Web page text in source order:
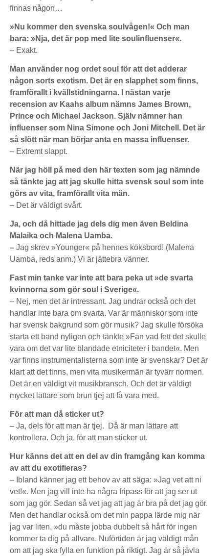
finnas någon…
»Nu kommer den svenska soulvågen!« Och man
bara: »Nja, det är pop med lite soulinfluenser«.
– Exakt.
Man använder nog ordet soul för att det adderar
någon sorts exotism. Det är en slapphet som finns,
framförallt i kvällstidningarna. I nästan varje
recension av Kaahs album nämns James Brown,
Prince och Michael Jackson. Själv nämner han
influenser som Nina Simone och Joni Mitchell. Det är
så slött när man börjar anta en massa influenser.
– Extremt slappt.
När jag höll på med den här texten som jag nämnde
så tänkte jag att jag skulle hitta svensk soul som inte
görs av vita, framförallt vita män.
– Det är väldigt svårt.
Ja, och då hittade jag dels dig men även Beldina
Malaika och Malena Uamba.
– Jag skrev »Younger« på hennes köksbord! (Malena
Uamba, reds anm.) Vi är jättebra vänner.
Fast min tanke var inte att bara peka ut »de svarta
kvinnorna som gör soul i Sverige«.
– Nej, men det är intressant. Jag undrar också och det
handlar inte bara om svarta. Var är människor som inte
har svensk bakgrund som gör musik? Jag skulle försöka
starta ett band nyligen och tänkte »Fan vad fett det skulle
vara om det var lite blandade etniciteter i bandet«. Men
var finns instrumentalisterna som inte är svenskar? Det är
klart att det finns, men vita musikermän är tyvärr normen.
Det är en väldigt vit musikbransch. Och det är väldigt
mycket lättare som brun tjej att få vara med.
För att man då sticker ut?
– Ja, dels för att man är tjej. Då är man lättare att
kontrollera. Och ja, för att man sticker ut.
Hur känns det att en del av din framgång kan komma
av att du exotifieras?
– Ibland känner jag ett behov av att säga: »Jag vet att ni
vet!«. Men jag vill inte ha några fripass för att jag ser ut
som jag gör. Sedan så vet jag att jag är bra på det jag gör.
Men det handlar också om det min pappa lärde mig när
jag var liten, »du måste jobba dubbelt så hårt för ingen
kommer ta dig på allvar«. Nuförtiden är jag väldigt mån
om att jag ska fylla en funktion på riktigt. Jag är så jävla